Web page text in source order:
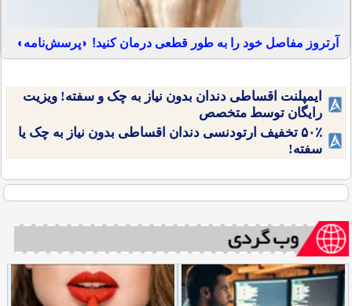
آرتروز مفاصل خود را به طور قطعی درمان کنید! ◗پرسش‌نامه◖
ایمپلنت اقساطی دندان بدون نیاز به چک و سفته! ویزیت
رایگان توسط متخصص
۵۰٪ تخفیف ارتودنسی دندان اقساطی بدون نیاز به چک یا
سفته!